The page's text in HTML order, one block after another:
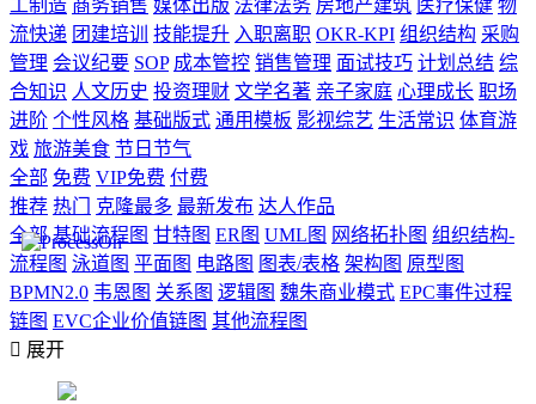
工制造 商务销售 媒体出版 法律法务 房地产建筑 医疗保健 物
流快递 团建培训 技能提升 入职离职 OKR-KPI 组织结构 采购
管理 会议纪要 SOP 成本管控 销售管理 面试技巧 计划总结 综
合知识 人文历史 投资理财 文学名著 亲子家庭 心理成长 职场
进阶 个性风格 基础版式 通用模板 影视综艺 生活常识 体育游
戏 旅游美食 节日节气
全部 免费 VIP免费 付费
推荐 热门 克隆最多 最新发布 达人作品
全部 基础流程图 甘特图 ER图 UML图 网络拓扑图 组织结构-
流程图 泳道图 平面图 电路图 图表/表格 架构图 原型图
BPMN2.0 韦恩图 关系图 逻辑图 魏朱商业模式 EPC事件过程
链图 EVC企业价值链图 其他流程图
 展开